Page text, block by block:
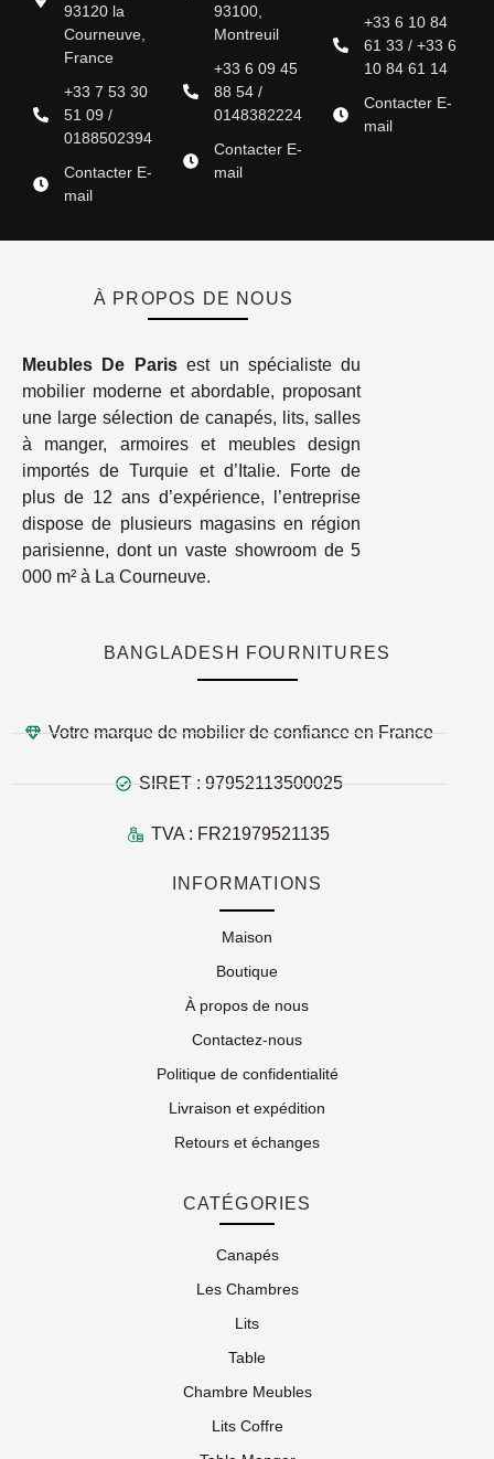
93120 la
Courneuve,
France
+33 7 53 30
51 09 /
0188502394
Contacter E-
mail
93100,
Montreuil
+33 6 09 45
88 54 /
0148382224
Contacter E-
mail
+33 6 10 84
61 33 / +33 6
10 84 61 14
Contacter E-
mail
À PROPOS DE NOUS
Meubles De Parisest un spécialiste du
mobilier moderne et abordable, proposant
une large sélection de canapés, lits, salles
à manger, armoires et meubles design
importés de Turquie et d’Italie. Forte de
plus de 12 ans d’expérience, l’entreprise
dispose de plusieurs magasins en région
parisienne, dont un vaste showroom de 5
000 m² à La Courneuve.
BANGLADESH FOURNITURES
Votre marque de mobilier de confiance en France
SIRET : 97952113500025
TVA : FR21979521135
INFORMATIONS
Maison
Boutique
À propos de nous
Contactez-nous
Politique de confidentialité
Livraison et expédition
Retours et échanges
CATÉGORIES
Canapés
Les Chambres
Lits
Table
Chambre Meubles
Lits Coffre